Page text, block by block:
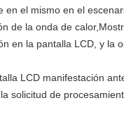
el mismo en el
de la onda de
en la pantalla LCD, y la
LCD manifestación
solicitud de